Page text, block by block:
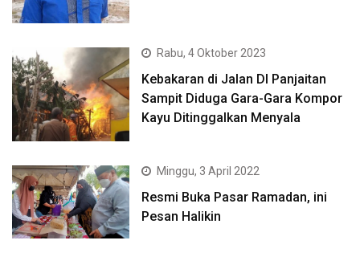
Rabu, 4 Oktober 2023
Kebakaran di Jalan DI Panjaitan
Sampit Diduga Gara-Gara Kompor
Kayu Ditinggalkan Menyala
Minggu, 3 April 2022
Resmi Buka Pasar Ramadan, ini
Pesan Halikin